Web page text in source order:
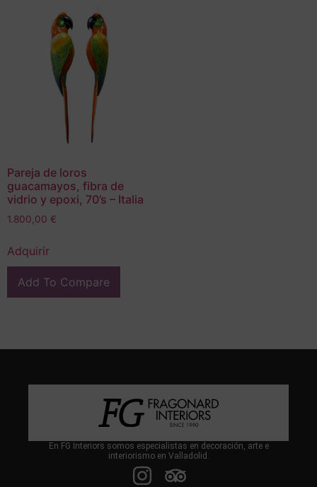
Pareja de loros
guacamayos, fibra de
vidrio y epoxi, 70’s – Italia
1.800,00 €
Adquirir
Add To Compare
En FG Interiors somos especialistas en decoración, arte e
interiorismo en Valladolid.